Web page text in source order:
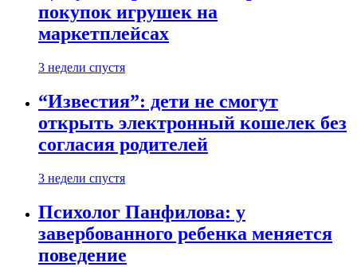
покупок игрушек на
маркетплейсах
3 недели спустя
“Известия”: дети не смогут
открыть электронный кошелек без
согласия родителей
3 недели спустя
Психолог Панфилова: у
завербованного ребенка меняется
поведение